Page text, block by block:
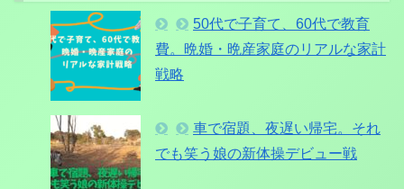
50代で子育て、60代で教育
費。晩婚・晩産家庭のリアルな家計
戦略
車で宿題、夜遅い帰宅。それ
でも笑う娘の新体操デビュー戦